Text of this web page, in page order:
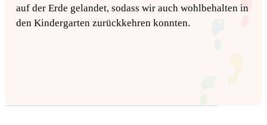
auf der Erde gelandet, sodass wir auch wohlbehalten in
den Kindergarten zurückkehren konnten.